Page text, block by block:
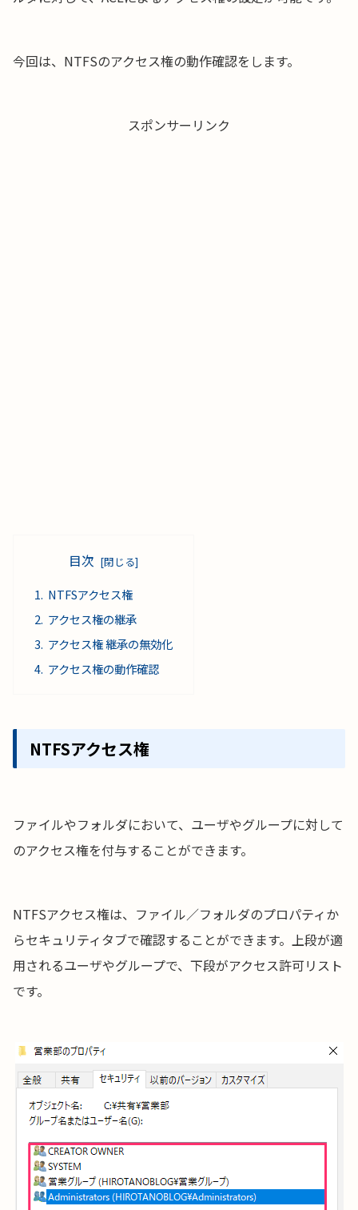
今回は、NTFSのアクセス権の動作確認をします。
スポンサーリンク
目次
NTFSアクセス権
アクセス権の継承
アクセス権 継承の無効化
アクセス権の動作確認
NTFSアクセス権
ファイルやフォルダにおいて、ユーザやグループに対して
のアクセス権を付与することができます。
NTFSアクセス権は、ファイル／フォルダのプロパティか
らセキュリティタブで確認することができます。上段が適
用されるユーザやグループで、下段がアクセス許可リスト
です。